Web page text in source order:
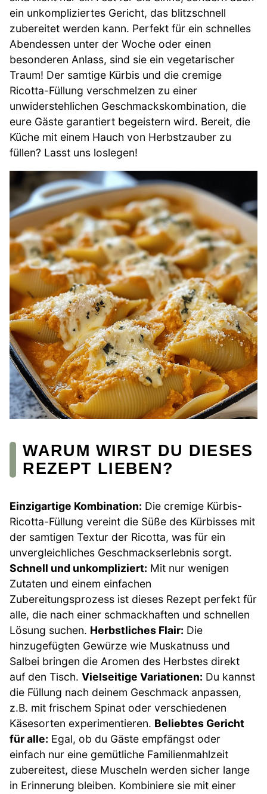
ein unkompliziertes Gericht, das blitzschnell
zubereitet werden kann. Perfekt für ein schnelles
Abendessen unter der Woche oder einen
besonderen Anlass, sind sie ein vegetarischer
Traum! Der samtige Kürbis und die cremige
Ricotta-Füllung verschmelzen zu einer
unwiderstehlichen Geschmackskombination, die
eure Gäste garantiert begeistern wird. Bereit, die
Küche mit einem Hauch von Herbstzauber zu
füllen? Lasst uns loslegen!
WARUM WIRST DU DIESES
REZEPT LIEBEN?
Einzigartige Kombination: Die cremige Kürbis-
Ricotta-Füllung vereint die Süße des Kürbisses mit
der samtigen Textur der Ricotta, was für ein
unvergleichliches Geschmackserlebnis sorgt.
Schnell und unkompliziert: Mit nur wenigen
Zutaten und einem einfachen
Zubereitungsprozess ist dieses Rezept perfekt für
alle, die nach einer schmackhaften und schnellen
Lösung suchen. Herbstliches Flair: Die
hinzugefügten Gewürze wie Muskatnuss und
Salbei bringen die Aromen des Herbstes direkt
auf den Tisch. Vielseitige Variationen: Du kannst
die Füllung nach deinem Geschmack anpassen,
z.B. mit frischem Spinat oder verschiedenen
Käsesorten experimentieren. Beliebtes Gericht
für alle: Egal, ob du Gäste empfängst oder
einfach nur eine gemütliche Familienmahlzeit
zubereitest, diese Muscheln werden sicher lange
in Erinnerung bleiben. Kombiniere sie mit einer